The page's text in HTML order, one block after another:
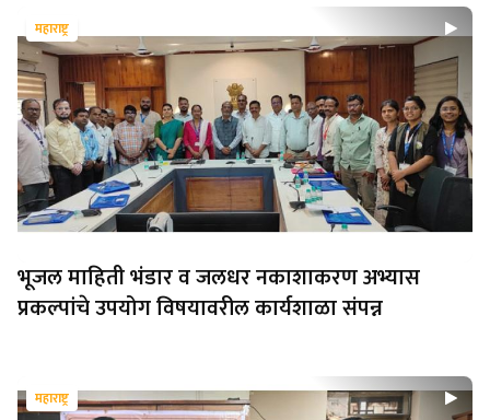
महाराष्ट्र
भूजल माहिती भंडार व जलधर नकाशाकरण अभ्यास
प्रकल्पांचे उपयोग विषयावरील कार्यशाळा संपन्न
महाराष्ट्र